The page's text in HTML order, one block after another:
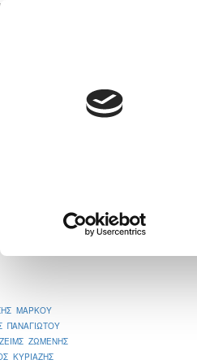
ΜΑΡΚΟΥ
ΠΑΝΑΓΙΩΤΟΥ
ΖΩΜΕΝΗΣ
ΚΥΡΙΑΖΗΣ